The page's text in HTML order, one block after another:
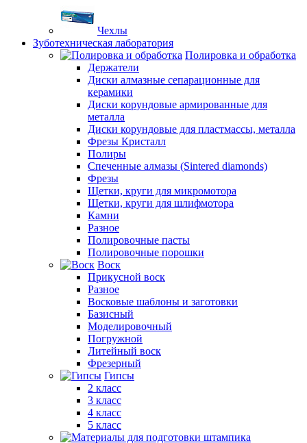
Чехлы
Зуботехническая лаборатория
Полировка и обработка
Держатели
Диски алмазные сепарационные для
керамики
Диски корундовые армированные для
металла
Диски корундовые для пластмассы, металла
Фрезы Кристалл
Полиры
Спеченные алмазы (Sintered diamonds)
Фрезы
Щетки, круги для микромотора
Щетки, круги для шлифмотора
Камни
Разное
Полировочные пасты
Полировочные порошки
Воск
Прикусной воск
Разное
Восковые шаблоны и заготовки
Базисный
Моделировочный
Погружной
Литейный воск
Фрезерный
Гипсы
2 класс
3 класс
4 класс
5 класс